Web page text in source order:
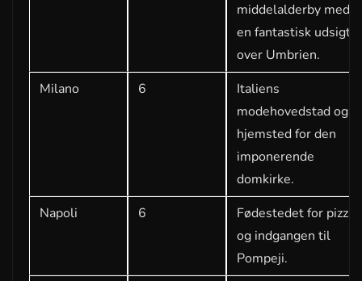
middelalderby med
en fantastisk udsigt
over Umbrien.
Milano
6
Italiens
modehovedstad og
hjemsted for den
imponerende
domkirke.
Napoli
6
Fødestedet for pizza
og indgangen til
Pompeji.